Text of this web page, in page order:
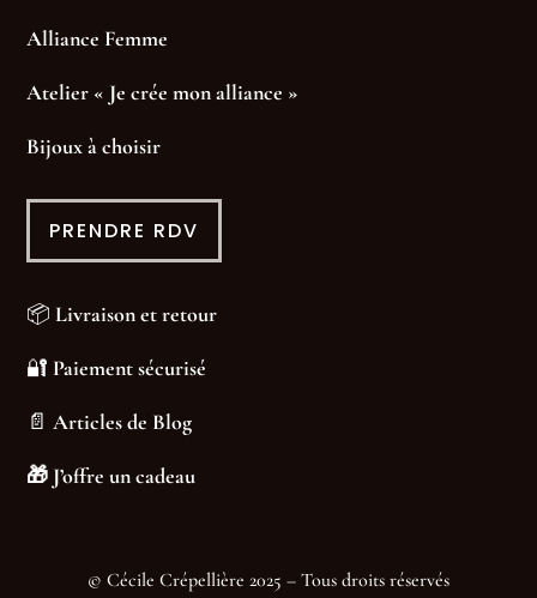
Alliance Femme
Atelier « Je crée mon alliance »
Bijoux à choisir
PRENDRE RDV
📦Livraison et retour
🔐 Paiement sécurisé
📄Articles de Blog
🎁 J’offre un cadeau
© Cécile Crépellière 2025 – Tous droits réservés